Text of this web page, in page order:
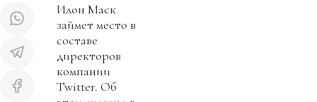
Илон Маск
займет место в
составе
директоров
компании
Twitter. Об